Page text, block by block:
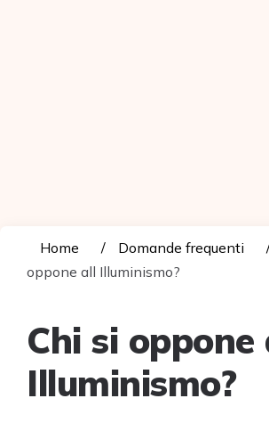
Home Domande frequenti
oppone all Illuminismo?
Chi si oppone
Illuminismo?